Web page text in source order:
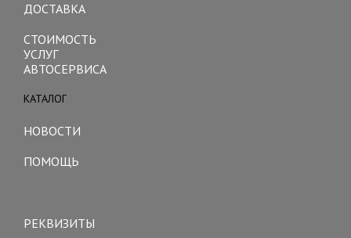
ДОСТАВКА
СТОИМОСТЬ
УСЛУГ
АВТОСЕРВИСА
КАТАЛОГ
НОВОСТИ
ПОМОЩЬ
РЕКВИЗИТЫ